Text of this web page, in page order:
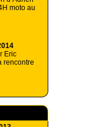
moto au
Eric
rencontre